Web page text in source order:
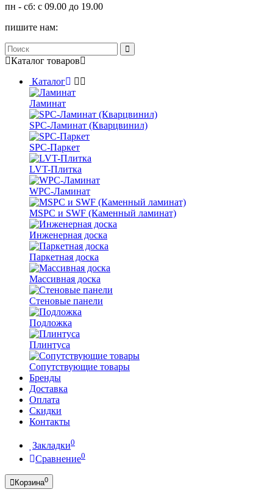
пн - сб: с 09.00 до 19.00
пишите нам:
Каталог товаров
Каталог
Ламинат
SPC-Ламинат (Кварцвинил)
SPC-Паркет
LVT-Плитка
WPC-Ламинат
MSPC и SWF (Каменный ламинат)
Инженерная доска
Паркетная доска
Массивная доска
Стеновые панели
Подложка
Плинтуса
Сопутствующие товары
Бренды
Доставка
Оплата
Скидки
Контакты
Закладки0
Сравнение0
Корзина0